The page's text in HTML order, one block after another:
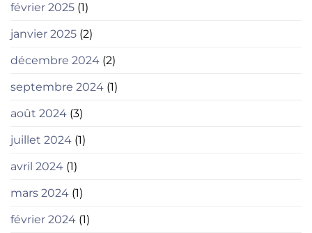
février 2025 (1)
janvier 2025 (2)
décembre 2024 (2)
septembre 2024 (1)
août 2024 (3)
juillet 2024 (1)
avril 2024 (1)
mars 2024 (1)
février 2024 (1)